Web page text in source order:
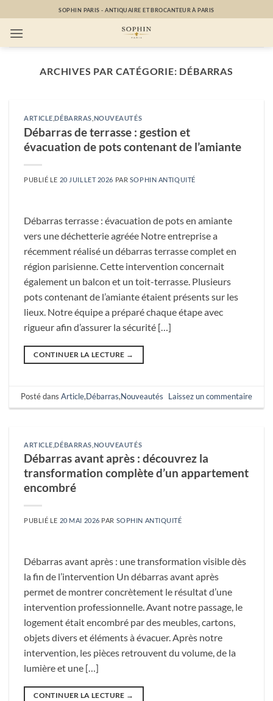
au
contenu
SOPHIN PARIS - ANTIQUAIRE ET BROCANTEUR À PARIS
ARCHIVES PAR CATÉGORIE: DÉBARRAS
ARTICLE ,DÉBARRAS NOUVEAUTÉS
Débarras de terrasse : gestion et
évacuation de pots contenant de l’amiante
PUBLIÉ LE 20 JUILLET 2026 PAR SOPHIN ANTIQUITÉ
Débarras terrasse : évacuation de pots en amiante
vers une déchetterie agréée Notre entreprise a
récemment réalisé un débarras terrasse complet en
région parisienne. Cette intervention concernait
également un balcon et un toit-terrasse. Plusieurs
pots contenant de l’amiante étaient présents sur les
lieux. Notre équipe a préparé chaque étape avec
rigueur afin d’assurer la sécurité […]
CONTINUER LA LECTURE →
Posté dansArticle,Débarras,Nouveautés Laissez un commentaire
ARTICLE ,DÉBARRAS NOUVEAUTÉS
Débarras avant après : découvrez la
transformation complète d’un appartement
encombré
PUBLIÉ LE 20 MAI 2026 PAR SOPHIN ANTIQUITÉ
Débarras avant après : une transformation visible dès
la fin de l’intervention Un débarras avant après
permet de montrer concrètement le résultat d’une
intervention professionnelle. Avant notre passage, le
logement était encombré par des meubles, cartons,
objets divers et éléments à évacuer. Après notre
intervention, les pièces retrouvent du volume, de la
lumière et une […]
CONTINUER LA LECTURE →